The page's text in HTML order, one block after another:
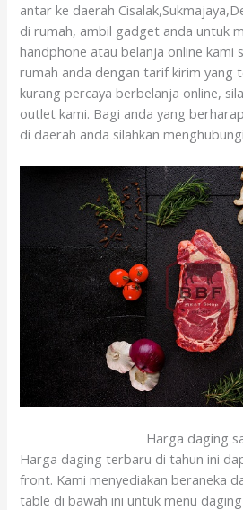
antar ke daerah
di rumah, ambil gadget anda untuk
handphone atau belanja online kami
rumah anda dengan tarif kirim yang
kurang percaya berbelanja online,
outlet kami. Bagi anda yang
di daerah anda silahkan
Harga daging
Harga daging terbaru di tahun ini
front. Kami menyediakan beraneka
table di bawah ini untuk menu